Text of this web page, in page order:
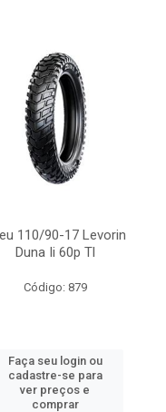
110/90-17 Levorin
Duna Ii 60p Tl
Código: 879
Faça seu login ou
cadastre-se para
ver preços e
comprar